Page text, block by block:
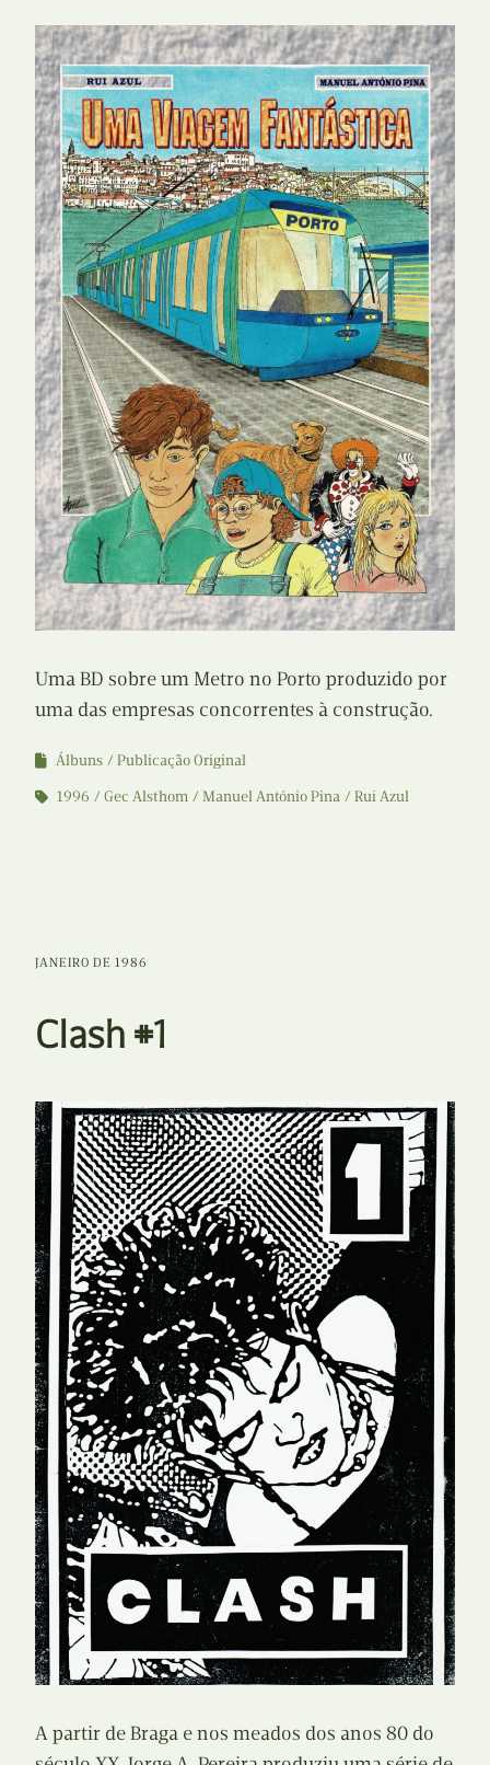
Uma BD sobre um Metro no Porto produzido por
uma das empresas concorrentes à construção.
Álbuns
Publicação Original
1996
Gec Alsthom Manuel António Pina Rui Azul
JANEIRO DE 1986
Clash #1
A partir de Braga e nos meados dos anos 80 do